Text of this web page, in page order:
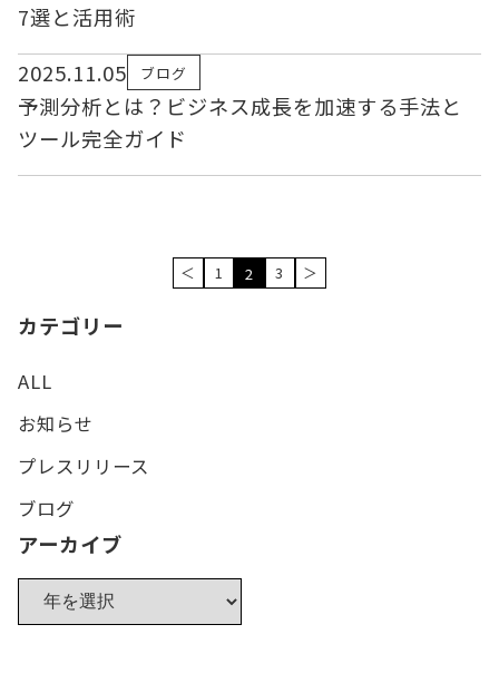
7選と活用術
2025.11.05
ブログ
予測分析とは？ビジネス成長を加速する手法と
ツール完全ガイド
＜ 1 2 3 ＞
カテゴリー
ALL
お知らせ
プレスリリース
ブログ
アーカイブ